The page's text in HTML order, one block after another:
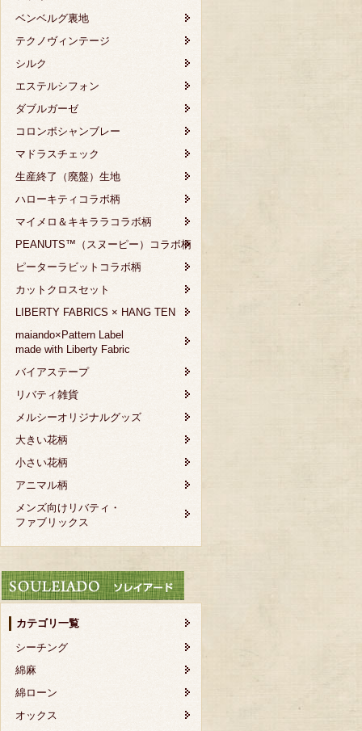
ベンベルグ裏地
テクノヴィンテージ
シルク
エステルシフォン
ダブルガーゼ
コロンボシャンブレー
マドラスチェック
生産終了（廃盤）生地
ハローキティコラボ柄
マイメロ＆キキララコラボ柄
PEANUTS™（スヌーピー）コラボ柄
ピーターラビットコラボ柄
カットクロスセット
LIBERTY FABRICS × HANG TEN
maiando×Pattern Label
made with Liberty Fabric
バイアステープ
リバティ雑貨
メルシーオリジナルグッズ
大きい花柄
小さい花柄
アニマル柄
メンズ向けリバティ・
ファブリックス
カテゴリ一覧
シーチング
綿麻
綿ローン
オックス